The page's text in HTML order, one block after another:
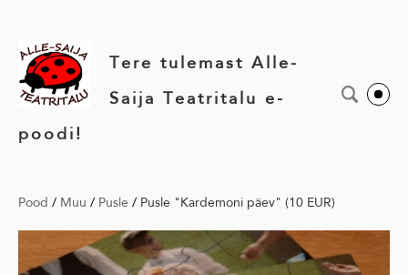
Tere tulemast Alle-
Saija Teatritalu e-
poodi!
Pood / Muu / Pusle / Pusle "Kardemoni päev" (10 EUR)